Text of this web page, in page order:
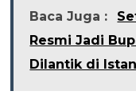
Baca Juga :
Resmi Jadi
Dilantik di